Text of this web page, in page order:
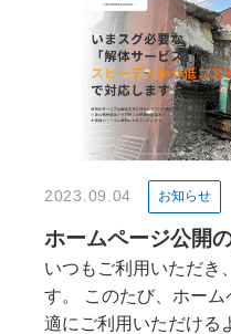
2023.09.04 お知らせ
ホームページ公開
いつもご利用いただき
す。 このたび、ホー
適にご利用いただける